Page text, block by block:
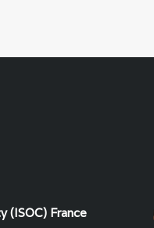
(ISOC) France